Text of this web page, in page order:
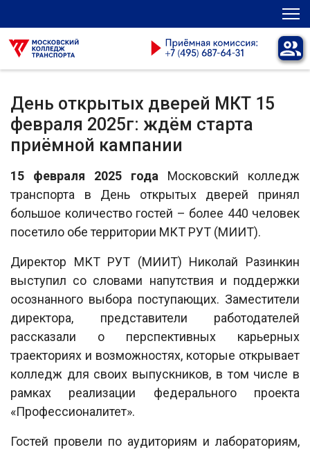
День открытых дверей МКТ 15
февраля 2025г: ждём старта
приёмной кампании
15 февраля 2025 года Московский колледж
транспорта в День открытых дверей принял
большое количество гостей – более 440 человек
посетило обе территории МКТ РУТ (МИИТ).
Директор МКТ РУТ (МИИТ) Николай Разинкин
выступил со словами напутствия и поддержки
осознанного выбора поступающих. Заместители
директора, представители работодателей
рассказали о перспективных карьерных
траекториях и возможностях, которые открывает
колледж для своих выпускников, в том числе в
рамках реализации федерального проекта
«Профессионалитет».
Гостей провели по аудиториям и лабораториям,